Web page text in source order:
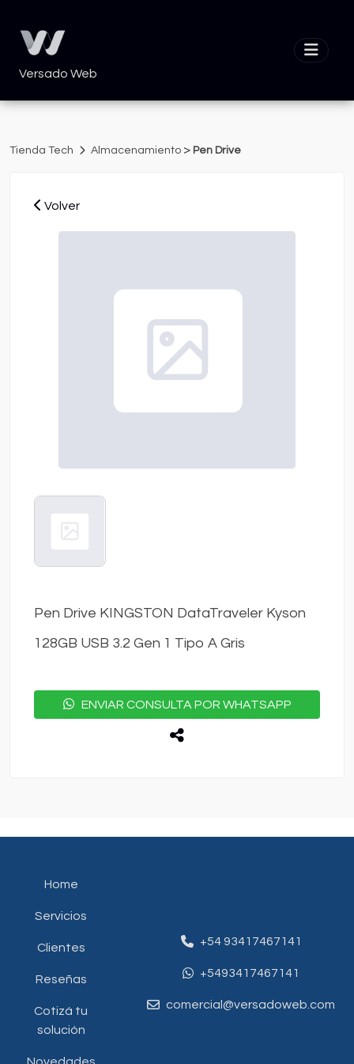
Versado Web
Tienda Tech Almacenamiento > Pen Drive
Volver
Pen Drive KINGSTON DataTraveler Kyson
128GB USB 3.2 Gen 1 Tipo A Gris
ENVIAR CONSULTA POR WHATSAPP
Home
Servicios
Clientes
Reseñas
Cotizá tu
solución
+54 93417467141
+5493417467141
comercial@versadoweb.com